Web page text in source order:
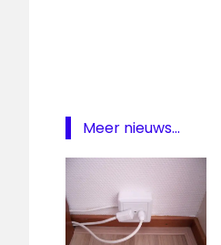
Meer nieuws...